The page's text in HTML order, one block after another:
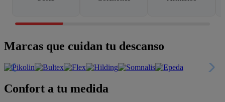
Marcas que cuidan tu descanso
Confort a tu medida